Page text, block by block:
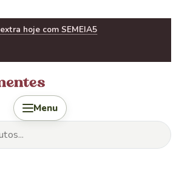
extra hoje com SEMEIA5
Menu